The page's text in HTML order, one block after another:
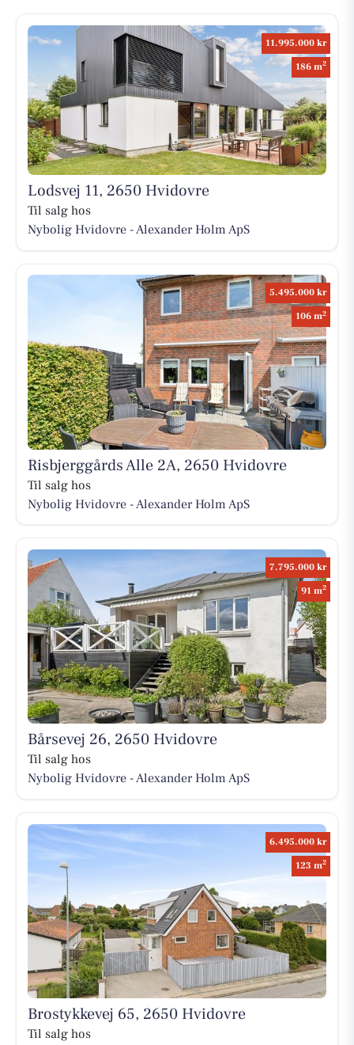
11.995.000 kr
186 m2
Lodsvej 11, 2650 Hvidovre
Til salg hos
Nybolig Hvidovre - Alexander Holm ApS
5.495.000 kr
106 m2
Risbjerggårds Alle 2A, 2650 Hvidovre
Til salg hos
Nybolig Hvidovre - Alexander Holm ApS
7.795.000 kr
91 m2
Bårsevej 26, 2650 Hvidovre
Til salg hos
Nybolig Hvidovre - Alexander Holm ApS
6.495.000 kr
123 m2
Brostykkevej 65, 2650 Hvidovre
Til salg hos